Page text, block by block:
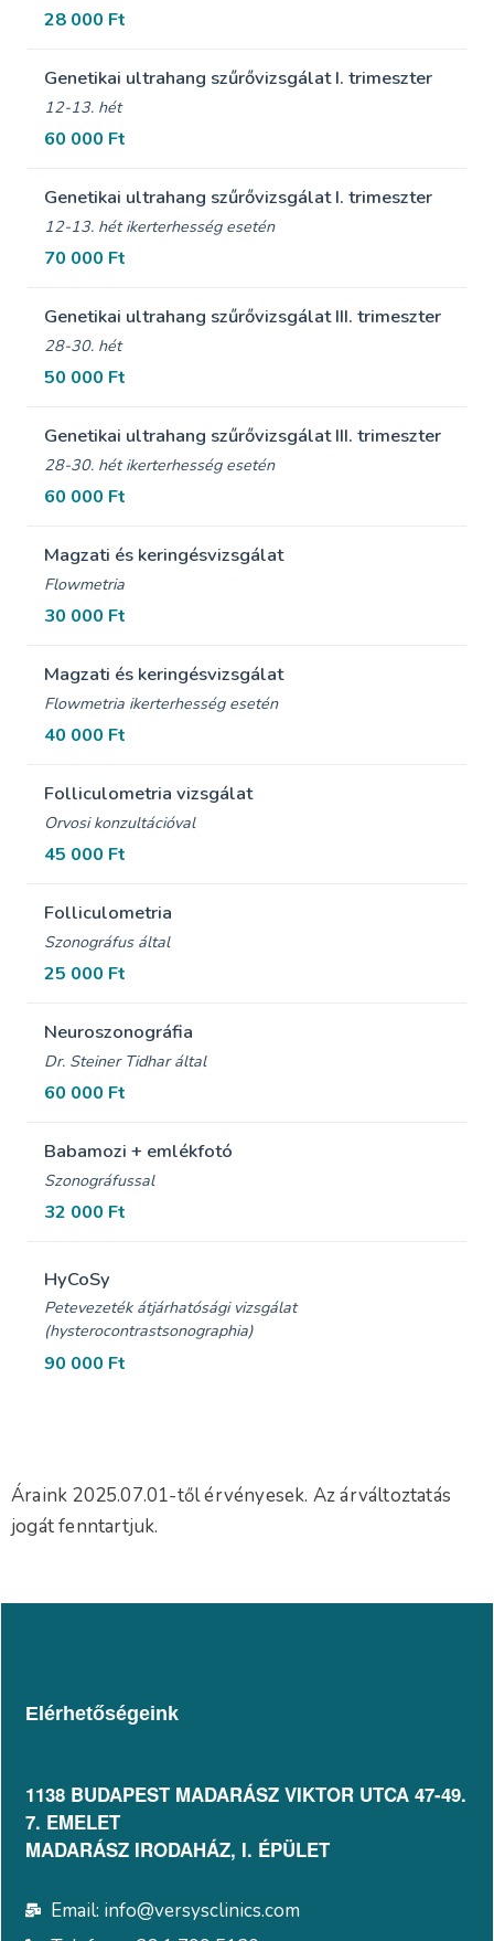
28 000 Ft
Genetikai ultrahang szűrővizsgálat I. trimeszter
12-13. hét
60 000 Ft
Genetikai ultrahang szűrővizsgálat I. trimeszter
12-13. hét ikerterhesség esetén
70 000 Ft
Genetikai ultrahang szűrővizsgálat III. trimeszter
28-30. hét
50 000 Ft
Genetikai ultrahang szűrővizsgálat III. trimeszter
28-30. hét ikerterhesség esetén
60 000 Ft
Magzati és keringésvizsgálat
Flowmetria
30 000 Ft
Magzati és keringésvizsgálat
Flowmetria ikerterhesség esetén
40 000 Ft
Folliculometria vizsgálat
Orvosi konzultációval
45 000 Ft
Folliculometria
Szonográfus által
25 000 Ft
Neuroszonográfia
Dr. Steiner Tidhar által
60 000 Ft
Babamozi + emlékfotó
Szonográfussal
32 000 Ft
HyCoSy
Petevezeték átjárhatósági vizsgálat
(hysterocontrastsonographia)
90 000 Ft
Áraink 2025.07.01-től érvényesek. Az árváltoztatás
jogát fenntartjuk.
Elérhetőségeink
1138 BUDAPEST MADARÁSZ VIKTOR UTCA 47-49.
7. EMELET​
MADARÁSZ IRODAHÁZ, I. ÉPÜLET
Email: info@versysclinics.com